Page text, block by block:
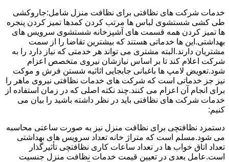
خدمات شرکت های نظافتی برای نظافت منزل شامل:جاروکشی
طی کشی شستشوی لباس ها مرتب کردن کمدها تمیز کردن پنجره
ها تمیز کردن همه قسمت های آشپزخانه شستشوی سرویس های
بهداشتی.این ها خدماتی هستند که بیشترین تقاضا را از سمت
مشتریان دارند.البته مشتری می تواند هر خدمتی که نیاز دارد را به
شرکت اعلام کند تا بر اساس نیازشان نیروی متخصص اعزام
شود.تعویض لامپ ها باغبانی جابجایی اثاثیه شستن فرش و موکت
نیز جز خدماتی است که شرکت های خدمات نظافتی نیروی ماهر را
برای انجام آن اعزام می کنند.چند نکته اصلی که در زمان استفاده از
خدمات شرکت های نظافتی باید در نظر داشته باشید را بیان می
کنیم:
دستمزد نظافتچی برای نظافت منزل نیز به صورت ساعتی محاسبه
می شود.مسلم است که متراژ خانه تعداد سرویس های بهداشتی
تعداد اتاق خواب ها در تعداد ساعات کاری نظافتچی تأثیرگذار
است.عامل بعدی در تعیین قیمت خدمات نظافت منزل جنسیت